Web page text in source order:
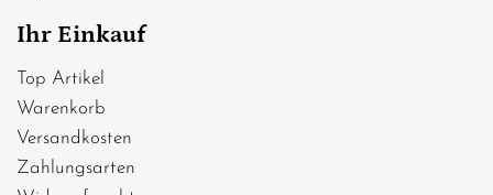
Ihr Einkauf
Top Artikel
Warenkorb
Versandkosten
Zahlungsarten